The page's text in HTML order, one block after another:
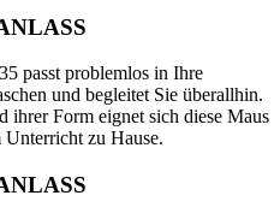
passt problemlos in Ihre
und begleitet Sie überallhin.
ihrer Form eignet sich diese Maus
zu Hause.